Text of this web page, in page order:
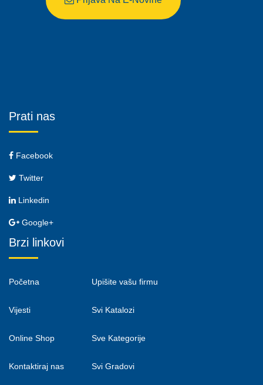
Prati nas
Facebook
Twitter
Linkedin
Google+
Brzi linkovi
Početna
Vijesti
Online Shop
Kontaktiraj nas
Upišite vašu firmu
Svi Katalozi
Sve Kategorije
Svi Gradovi